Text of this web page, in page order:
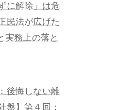
に解除」は危
民法が広げた
実務上の落と
後悔しない離
盤】第４回：